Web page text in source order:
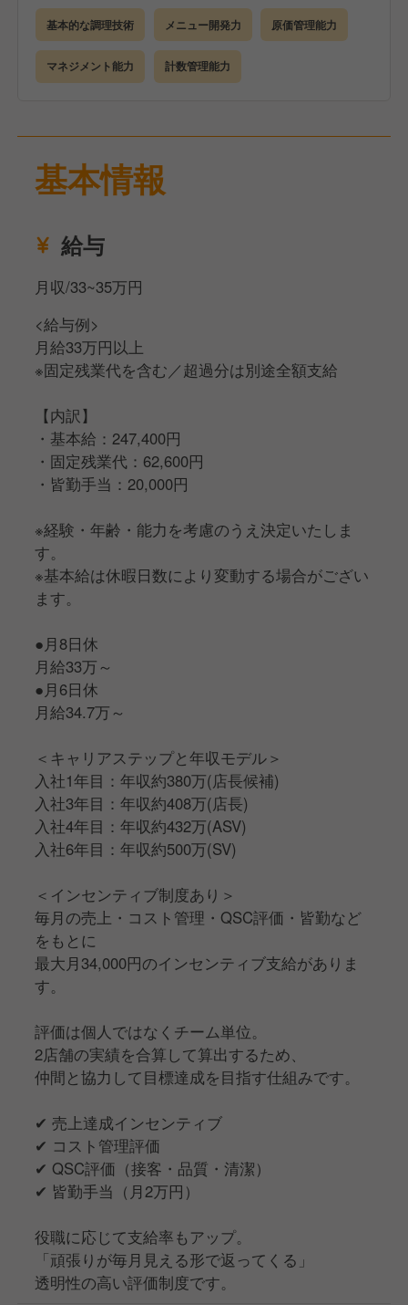
仕事帰りの常連さんを中心に、
毎日多くのお客様で賑わう人気店です。
口コミでもよくいただくのが、
「ついまた来たくなる！」
“人”の魅力で愛されている居酒屋です。
現在は第4ビルに
姉妹店『たこ焼酒場 しん家』も展開。
これからさらに面白くなっていくタイミングです！
≪お仕事内容≫
スタッフ管理などの店舗運営業務まで
幅広くお任せしていきます。
具体的には・・・
●調理業務
●仕込み・盛り付け
●鉄板串焼きの調理
●スタッフのシフト管理、教育
●おすすめメニューの考案
●販促企画・イベント企画
経験を積みながら、
将来的には料理責任者や店長など
■□～ここで働くポイント紹介！～□■
◇★ “また来たい”を本気でつくる接客！ ★◇
しん家の魅力は、
常連さんから
「今日おすすめ何？」
なんて声をいただくことも日常です。
マニュアル通りではなく、
一人ひとりのお客様に合わせた接客を大切にしていま
“また来たで！”が自然と生まれる、
そんな居酒屋を本気で目指しています！
基本的な調理技術 メニュー開発力 原価管理能力
マネジメント能力 計数管理能力
基本情報
給与
月収/33~35万円
<給与例>
月給33万円以上
※固定残業代を含む／超過分は別途全額支給
【内訳】
・基本給：247,400円
・固定残業代：62,600円
・皆勤手当：20,000円
※経験・年齢・能力を考慮のうえ決定いたしま
す。
※基本給は休暇日数により変動する場合がござい
ます。
●月8日休
月給33万～
●月6日休
月給34.7万～
＜キャリアステップと年収モデル＞
入社1年目：年収約380万(店長候補)
入社3年目：年収約408万(店長)
入社4年目：年収約432万(ASV)
入社6年目：年収約500万(SV)
＜インセンティブ制度あり＞
毎月の売上・コスト管理・QSC評価・皆勤など
をもとに
最大月34,000円のインセンティブ支給がありま
す。
評価は個人ではなくチーム単位。
2店舗の実績を合算して算出するため、
仲間と協力して目標達成を目指す仕組みです。
✔ 売上達成インセンティブ
✔ コスト管理評価
✔ QSC評価（接客・品質・清潔）
✔ 皆勤手当（月2万円）
役職に応じて支給率もアップ。
「頑張りが毎月見える形で返ってくる」
透明性の高い評価制度です。